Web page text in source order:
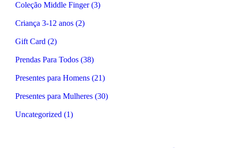
Coleção Middle Finger (3)
Criança 3-12 anos (2)
Gift Card (2)
Prendas Para Todos (38)
Presentes para Homens (21)
Presentes para Mulheres (30)
Uncategorized (1)